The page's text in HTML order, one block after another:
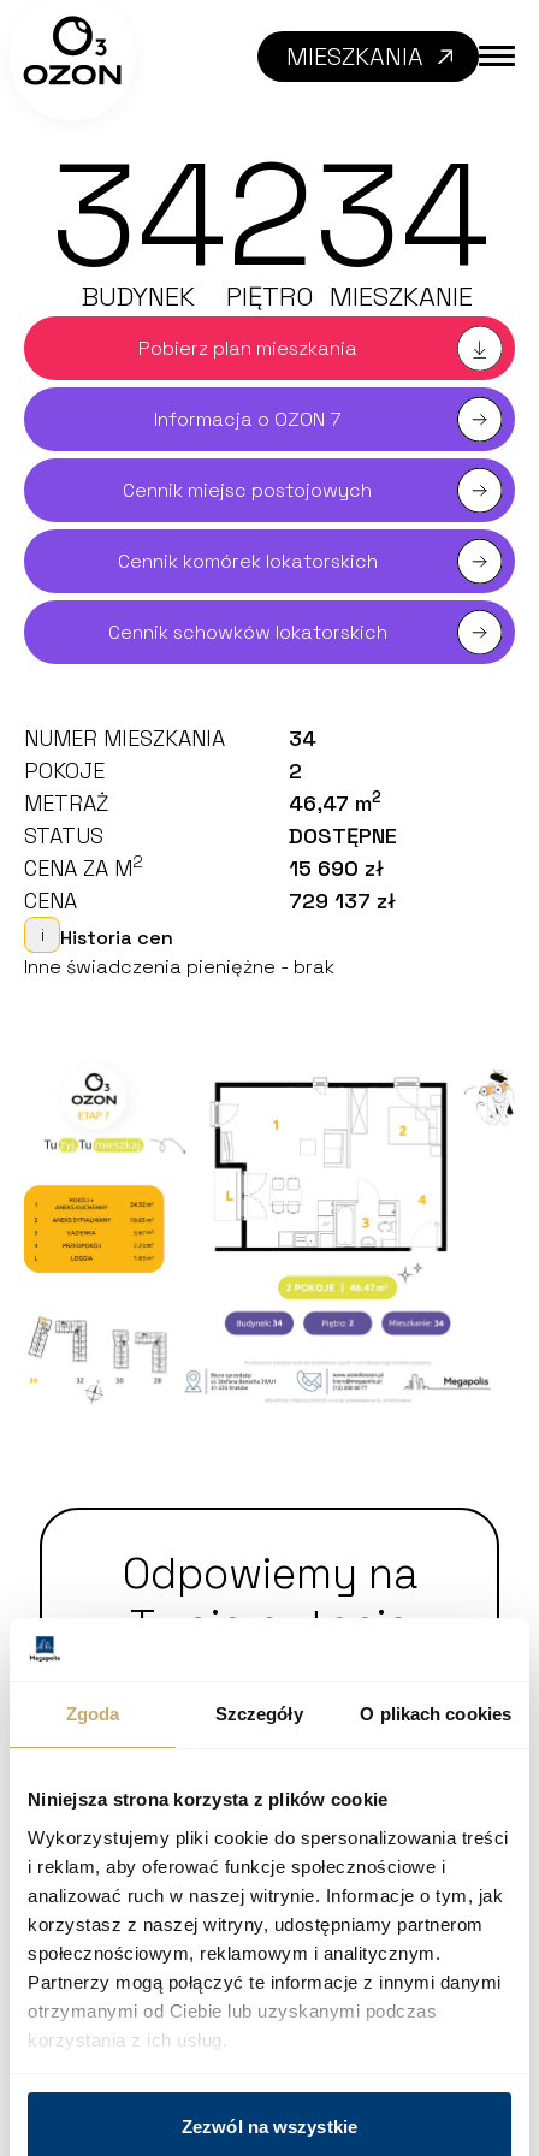
Zgoda Szczegóły O plikach cookies
Niniejsza strona korzysta z plików cookie
Wykorzystujemy pliki cookie do spersonalizowania treści
i reklam, aby oferować funkcje społecznościowe i
analizować ruch w naszej witrynie. Informacje o tym, jak
korzystasz z naszej witryny, udostępniamy partnerom
społecznościowym, reklamowym i analitycznym.
Partnerzy mogą połączyć te informacje z innymi danymi
otrzymanymi od Ciebie lub uzyskanymi podczas
korzystania z ich usług.
Zezwól na wszystkie
MIESZKANIA
34
BUDYNEK 2
PIĘTRO 34
MIESZKANIE
Pobierz plan mieszkania
Informacja o OZON 7
Cennik miejsc postojowych
Cennik komórek lokatorskich
Cennik schowków lokatorskich
NUMER MIESZKANIA
34
POKOJE
2
METRAŻ
46,47 m2
STATUS
DOSTĘPNE
CENA ZA M2
15 690 zł
CENA
729 137 zł
i
Historia cen
Inne świadczenia pieniężne - brak
Odpowiemy na
Twoje pytania
+48 12 300 00 77